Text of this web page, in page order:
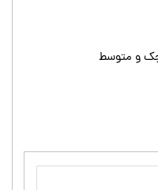
و متوسط